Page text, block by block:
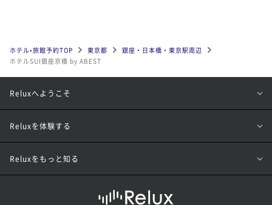
ホテル•旅館予約TOP 東京都
銀座・日本橋・東京駅周辺
ホテルSUI銀座京橋 by ABEST
Reluxへようこそ
Reluxを体験する
Reluxをもっと知る